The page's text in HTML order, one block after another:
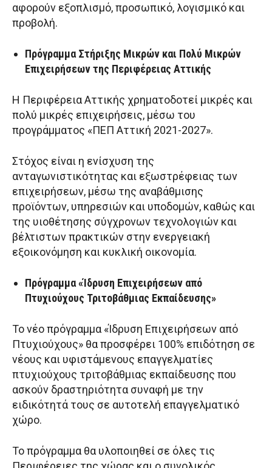
αφορούν εξοπλισμό, προσωπικό, λογισμικό και
προβολή.
Πρόγραμμα Στήριξης Μικρών και Πολύ Μικρών
Επιχειρήσεων της Περιφέρειας Αττικής
Η Περιφέρεια Αττικής χρηματοδοτεί μικρές και
πολύ μικρές επιχειρήσεις, μέσω του
προγράμματος «ΠΕΠ Αττική 2021-2027».
Στόχος είναι η ενίσχυση της
ανταγωνιστικότητας και εξωστρέφειας των
επιχειρήσεων, μέσω της αναβάθμισης
προϊόντων, υπηρεσιών και υποδομών, καθώς και
της υιοθέτησης σύγχρονων τεχνολογιών και
βέλτιστων πρακτικών στην ενεργειακή
εξοικονόμηση και κυκλική οικονομία.
Πρόγραμμα «Ίδρυση Επιχειρήσεων από
Πτυχιούχους Τριτοβάθμιας Εκπαίδευσης»
Το νέο πρόγραμμα «Ίδρυση Επιχειρήσεων από
Πτυχιούχους» θα προσφέρει 100% επιδότηση σε
νέους και υφιστάμενους επαγγελματίες
πτυχιούχους τριτοβάθμιας εκπαίδευσης που
ασκούν δραστηριότητα συναφή με την
ειδικότητά τους σε αυτοτελή επαγγελματικό
χώρο.
Το πρόγραμμα θα υλοποιηθεί σε όλες τις